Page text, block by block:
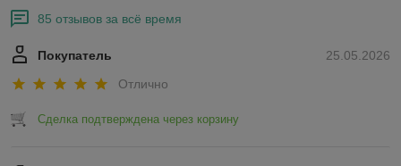
85 отзывов за всё время
25.05.2026
Покупатель
Отлично
Сделка подтверждена через корзину